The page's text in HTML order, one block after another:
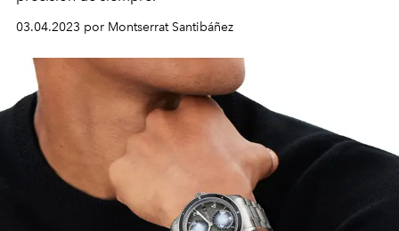
03.04.2023 por Montserrat Santibáñez